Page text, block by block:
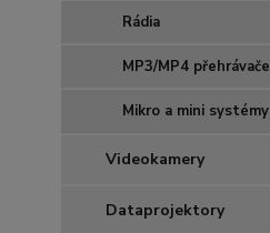
Rádia
MP3/MP4 přehrávače
Mikro a mini systémy
Videokamery
Dataprojektory